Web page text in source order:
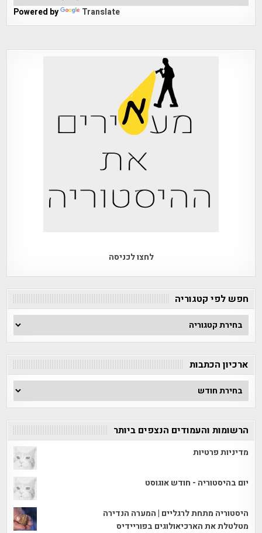
Powered by Translate
לחצו לכניסה
חפש לפי קטגוריה
חפש
לפי
ארכיון הכתבות
ארכיון
הכתבות
הרשומות והעמודים הנצפים ביותר
מדיניות פרטיות
יום בהיסטוריה - חודש אוגוסט
היסטוריה מתחת לרגליים | המערה הנדירה
מטלטלת את הארכיאולוגים בפוריידיס